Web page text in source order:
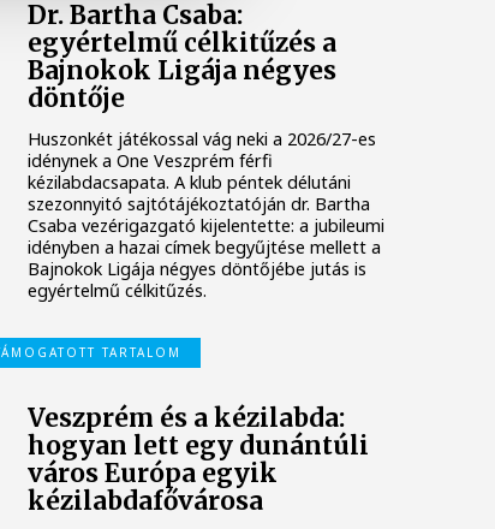
Dr. Bartha Csaba:
egyértelmű célkitűzés a
Bajnokok Ligája négyes
döntője
Huszonkét játékossal vág neki a 2026/27-es
idénynek a One Veszprém férfi
kézilabdacsapata. A klub péntek délutáni
szezonnyitó sajtótájékoztatóján dr. Bartha
Csaba vezérigazgató kijelentette: a jubileumi
idényben a hazai címek begyűjtése mellett a
Bajnokok Ligája négyes döntőjébe jutás is
egyértelmű célkitűzés.
TARTALOM
Veszprém és a kézilabda:
hogyan lett egy dunántúli
város Európa egyik
kézilabdafővárosa